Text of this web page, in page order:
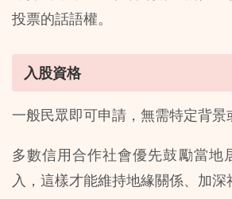
投票的話語權。
入股資格
一般民眾即可申請，無需特定背景
多數信用合作社會優先鼓勵當地
入，這樣才能維持地緣關係、加深